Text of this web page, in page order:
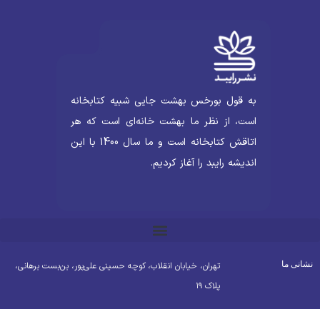
به قول بورخس بهشت جایی شبیه کتابخانه
است، از نظر ما بهشت خانه‌ای است که هر
اتاقش کتابخانه است و ما سال 1400 با این
اندیشه رایبد را آغاز کردیم.
ما
تهران، خیابان انقلاب، کوچه حسینی علی‌پور، بن‌بست برهانی،
پلاک ۱۹